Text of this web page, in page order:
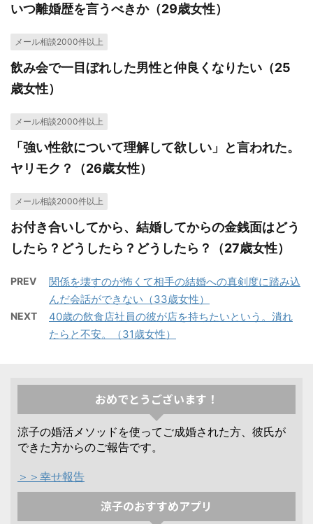
いつ離婚歴を言うべきか（29歳女性）
メール相談2000件以上
飲み会で一目ぼれした男性と仲良くなりたい（25
歳女性）
メール相談2000件以上
「強い性欲について理解して欲しい」と言われた。
ヤリモク？（26歳女性）
メール相談2000件以上
お付き合いしてから、結婚してからの金銭面はどう
したら？どうしたら？どうしたら？（27歳女性）
PREV
関係を壊すのが怖くて相手の結婚への真剣度に踏み込
んだ会話ができない（33歳女性）
NEXT
40歳の飲食店社員の彼が店を持ちたいという。潰れ
たらと不安。（31歳女性）
おめでとうございます！
涼子の婚活メソッドを使ってご成婚された方、彼氏が
できた方からのご報告です。
＞＞幸せ報告
涼子のおすすめアプリ